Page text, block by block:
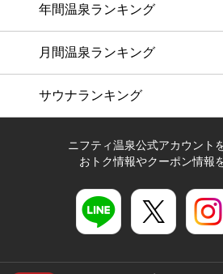
年間温泉ランキング
月間温泉ランキング
サウナランキング
ニフティ温泉公式アカウント
おトク情報やクーポン情報